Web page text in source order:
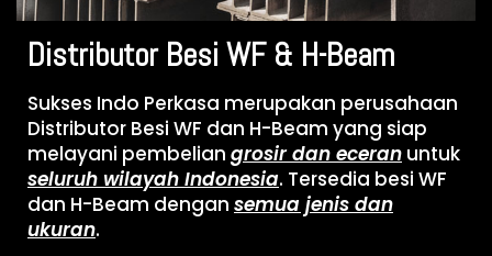
Distributor Besi WF & H-Beam
Sukses Indo Perkasa merupakan perusahaan
Distributor Besi WF dan H-Beam yang siap
melayani pembelian grosir dan eceran untuk
seluruh wilayah Indonesia. Tersedia besi WF
dan H-Beam dengan semua jenis dan
ukuran.